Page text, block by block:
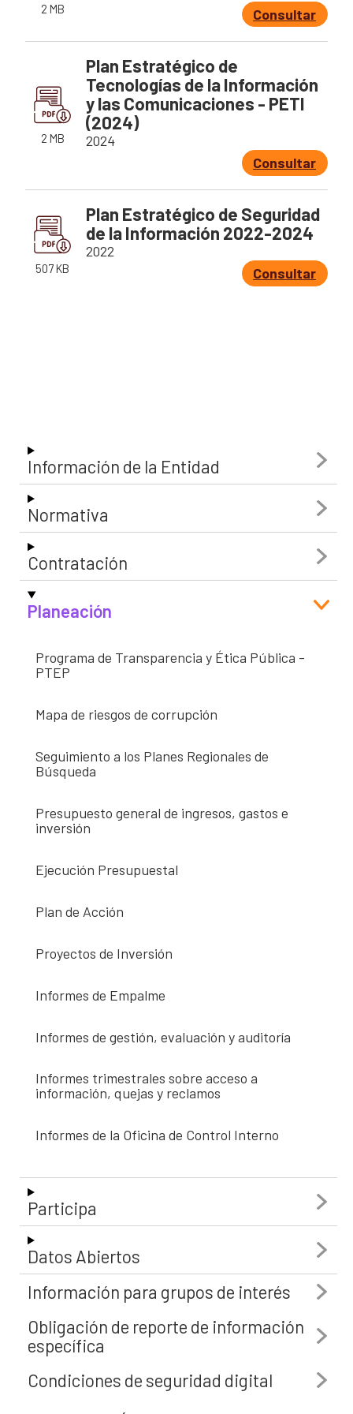
Así avanzamos
Mapa de personas buscadoras según solicitudes de
Generación de conocimiento para la búsqueda
Información de la Entidad
Normativa
Contratación
Planeación
Programa de Transparencia y Ética Pública -
PTEP
Mapa de riesgos de corrupción
Seguimiento a los Planes Regionales de
Búsqueda
Presupuesto general de ingresos, gastos e
inversión
Ejecución Presupuestal
Plan de Acción
Proyectos de Inversión
Informes de Empalme
Informes de gestión, evaluación y auditoría
Informes trimestrales sobre acceso a
información, quejas y reclamos
Informes de la Oficina de Control Interno
Participa
Datos Abiertos
Información para grupos de interés
Obligación de reporte de información
específica
Condiciones de seguridad digital
2 MB
Consultar
2 MB
Plan Estratégico de
Tecnologías de la Información
y las Comunicaciones - PETI
(2024)
2024
Consultar
507 KB
Plan Estratégico de Seguridad
de la Información 2022-2024
2022
Consultar